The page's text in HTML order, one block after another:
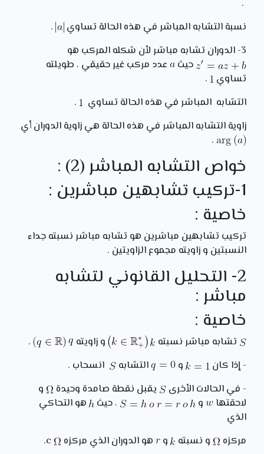
.
نسبة التشابه المباشر في هذه الحالة تساوي
.
3- الدوران تشابه مباشر لأن شكله المركب هو
حيث
عدد مركب غير حقيقي ، طويلته
تساوي
.
التشابه المباشر في هذه الحالة تساوي
.
زاوية التشابه المباشر في هذه الحالة هي زاوية الدوران أي
.
خواص التشابه المباشر (2) :
1-تركيب تشابهين مباشرين :
خاصية :
تركيب تشابهين مباشرين هو تشابه مباشر نسبته جداء
النسبتين و زاويته مجموع الزاويتين .
2- التحليل القانوني لتشابه
مباشر :
خاصية :
تشابه مباشر نسبته و زاويته
.
- إذا كان
و التشابه
انسحاب .
- في الحالات الأخرى
يقبل نقطة صامدة وحيدة
و
لاحقتها
و ، حيث
هو التحاكي
الذي
مركزه
و نسبته و هو الدوران الذي مركزه